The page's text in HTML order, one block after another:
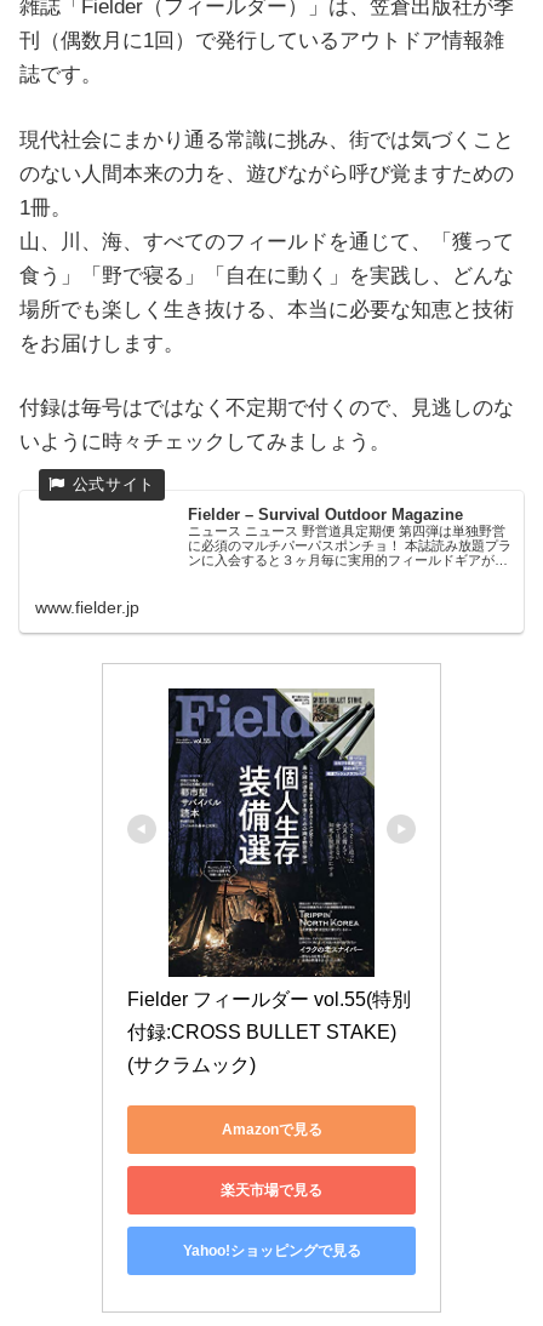
雑誌「Fielder（フィールダー）」は、笠倉出版社が季
刊（偶数月に1回）で発行しているアウトドア情報雑
誌です。
現代社会にまかり通る常識に挑み、街では気づくこと
のない人間本来の力を、遊びながら呼び覚ますための
1冊。
山、川、海、すべてのフィールドを通じて、「獲って
食う」「野で寝る」「自在に動く」を実践し、どんな
場所でも楽しく生き抜ける、本当に必要な知恵と技術
をお届けします。
付録は毎号はではなく不定期で付くので、見逃しのな
いように時々チェックしてみましょう。
Fielder – Survival Outdoor Magazine
ニュース ニュース 野営道具定期便 第四弾は単独野営
に必須のマルチパーパスポンチョ！ 本誌読み放題プラ
ンに入会すると３ヶ月毎に実用的フィールドギアがご
www.fielder.jp
Fielder フィールダー vol.55(特別
付録:CROSS BULLET STAKE)
(サクラムック)
Amazonで見る
楽天市場で見る
Yahoo!ショッピングで見る